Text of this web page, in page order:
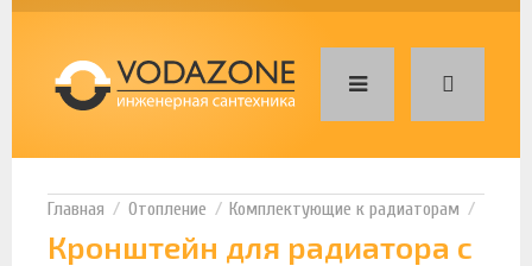
Отопление Комплектующие к радиаторам
Кронштейн для радиатора с